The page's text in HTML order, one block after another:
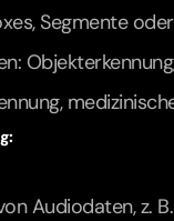
Segmente
Audiodaten, z.